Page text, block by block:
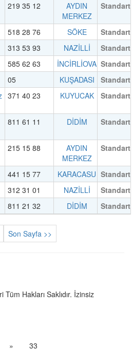
219 35 12
AYDIN
MERKEZ
Standart
518 28 76 SÖKE
Standart
313 53 93 NAZİLLİ
Standart
585 62 63 İNCİRLİOVA Standart
05 KUŞADASI
Standart
371 40 23 KUYUCAK Standart
811 61 11 DİDİM Standart
215 15 88
AYDIN
MERKEZ
Standart
441 15 77 KARACASU Standart
312 31 01 NAZİLLİ
Standart
811 21 32 DİDİM Standart
Son Sayfa >>
Hakları Saklıdır. İzinsiz
» 33